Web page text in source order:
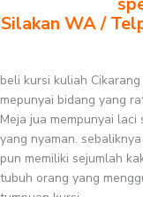
Silakan WA /
beli kursi kuliah
mepunyai bidang yang
Meja jua mempunyai
yang nyaman.
pun memiliki sejumlah
tubuh orang yang